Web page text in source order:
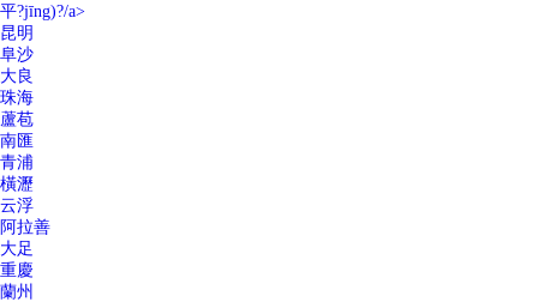
平?jīng)?/a>
昆明
阜沙
大良
珠海
蘆苞
南匯
青浦
橫瀝
云浮
阿拉善
大足
重慶
蘭州